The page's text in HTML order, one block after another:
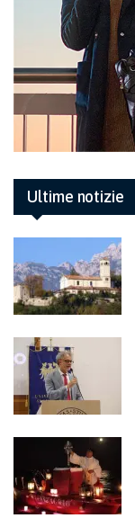
Ultime notizie